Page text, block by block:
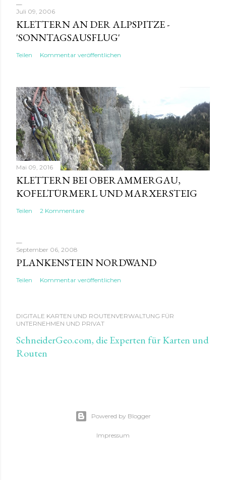
Juli 09, 2006
KLETTERN AN DER ALPSPITZE -
'SONNTAGSAUSFLUG'
Teilen Kommentar veröffentlichen
Mai 09, 2016
KLETTERN BEI OBERAMMERGAU,
KOFELTÜRMERL UND MARXERSTEIG
Teilen 2 Kommentare
September 06, 2008
PLANKENSTEIN NORDWAND
Teilen Kommentar veröffentlichen
DIGITALE KARTEN UND ROUTENVERWALTUNG FÜR
UNTERNEHMEN UND PRIVAT
SchneiderGeo.com, die Experten für Karten und
Routen
Powered by Blogger
Impressum